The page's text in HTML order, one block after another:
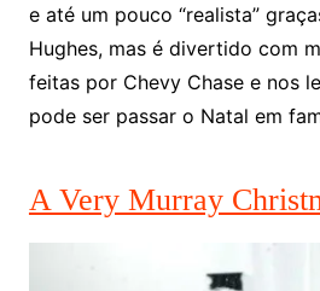
e até um pouco “realista”
Hughes, mas é divertido com
feitas por Chevy Chase e nos
pode ser passar o Natal em
A Very Murray